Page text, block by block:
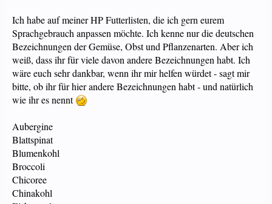
Ich habe auf meiner HP Futterlisten, die ich gern eurem
Sprachgebrauch anpassen möchte. Ich kenne nur die deutschen
Bezeichnungen der Gemüse, Obst und Pflanzenarten. Aber ich
weiß, dass ihr für viele davon andere Bezeichnungen habt. Ich
wäre euch sehr dankbar, wenn ihr mir helfen würdet - sagt mir
bitte, ob ihr für hier andere Bezeichnungen habt - und natürlich
wie ihr es nennt
Aubergine
Blattspinat
Blumenkohl
Broccoli
Chicoree
Chinakohl